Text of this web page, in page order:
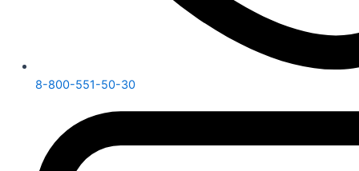
8-800-551-50-30